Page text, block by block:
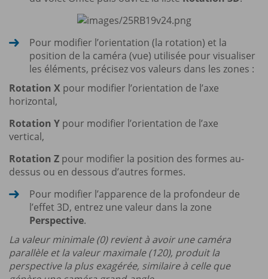
Pour modifier l’orientation (la rotation) et la
position de la caméra (vue) utilisée pour visualiser
les éléments, précisez vos valeurs dans les zones :
Rotation X pour modifier l’orientation de l’axe
horizontal,
Rotation Y pour modifier l’orientation de l’axe
vertical,
Rotation Z pour modifier la position des formes au-
dessus ou en dessous d’autres formes.
Pour modifier l’apparence de la profondeur de
l’effet 3D, entrez une valeur dans la zone
Perspective.
La valeur minimale (0) revient à avoir une caméra
parallèle et la valeur maximale (120), produit la
perspective la plus exagérée, similaire à celle que